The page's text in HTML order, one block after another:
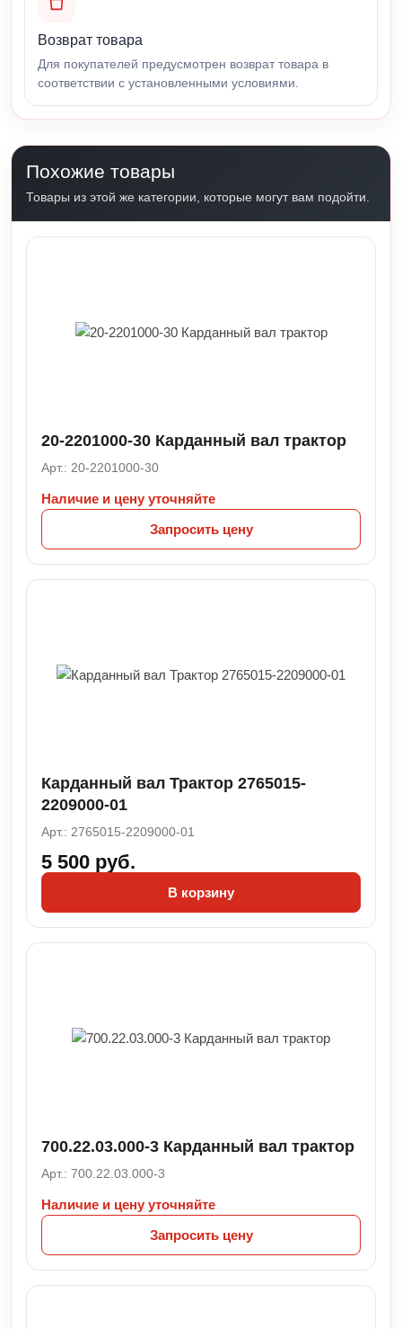
Возврат товара
Для покупателей предусмотрен возврат товара в
соответствии с установленными условиями.
Похожие товары
Товары из этой же категории, которые могут вам подойти.
20-2201000-30 Карданный вал трактор
Арт.: 20-2201000-30
Наличие и цену уточняйте
Запросить цену
Карданный вал Трактор 2765015-
2209000-01
Арт.: 2765015-2209000-01
5 500 руб.
В корзину
700.22.03.000-3 Карданный вал трактор
Арт.: 700.22.03.000-3
Наличие и цену уточняйте
Запросить цену